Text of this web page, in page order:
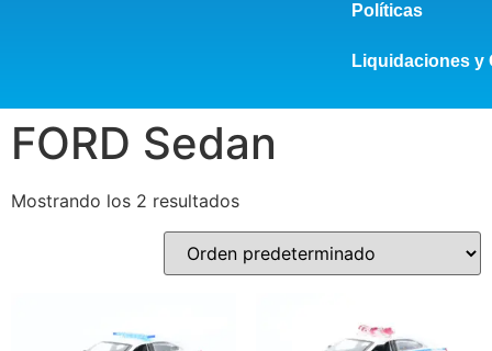
Políticas
Liquidaciones y
FORD Sedan
Mostrando los 2 resultados